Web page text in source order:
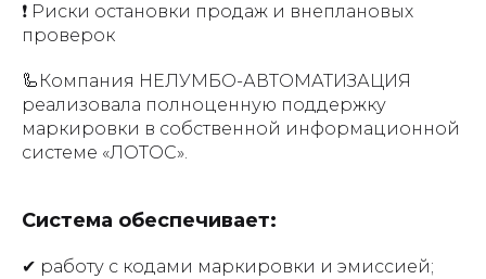
❗ Риски остановки продаж и внеплановых
проверок
🦾Компания НЕЛУМБО-АВТОМАТИЗАЦИЯ
реализовала полноценную поддержку
маркировки в собственной информационной
системе «ЛОТОС».
Система обеспечивает:
✔ работу с кодами маркировки и эмиссией;